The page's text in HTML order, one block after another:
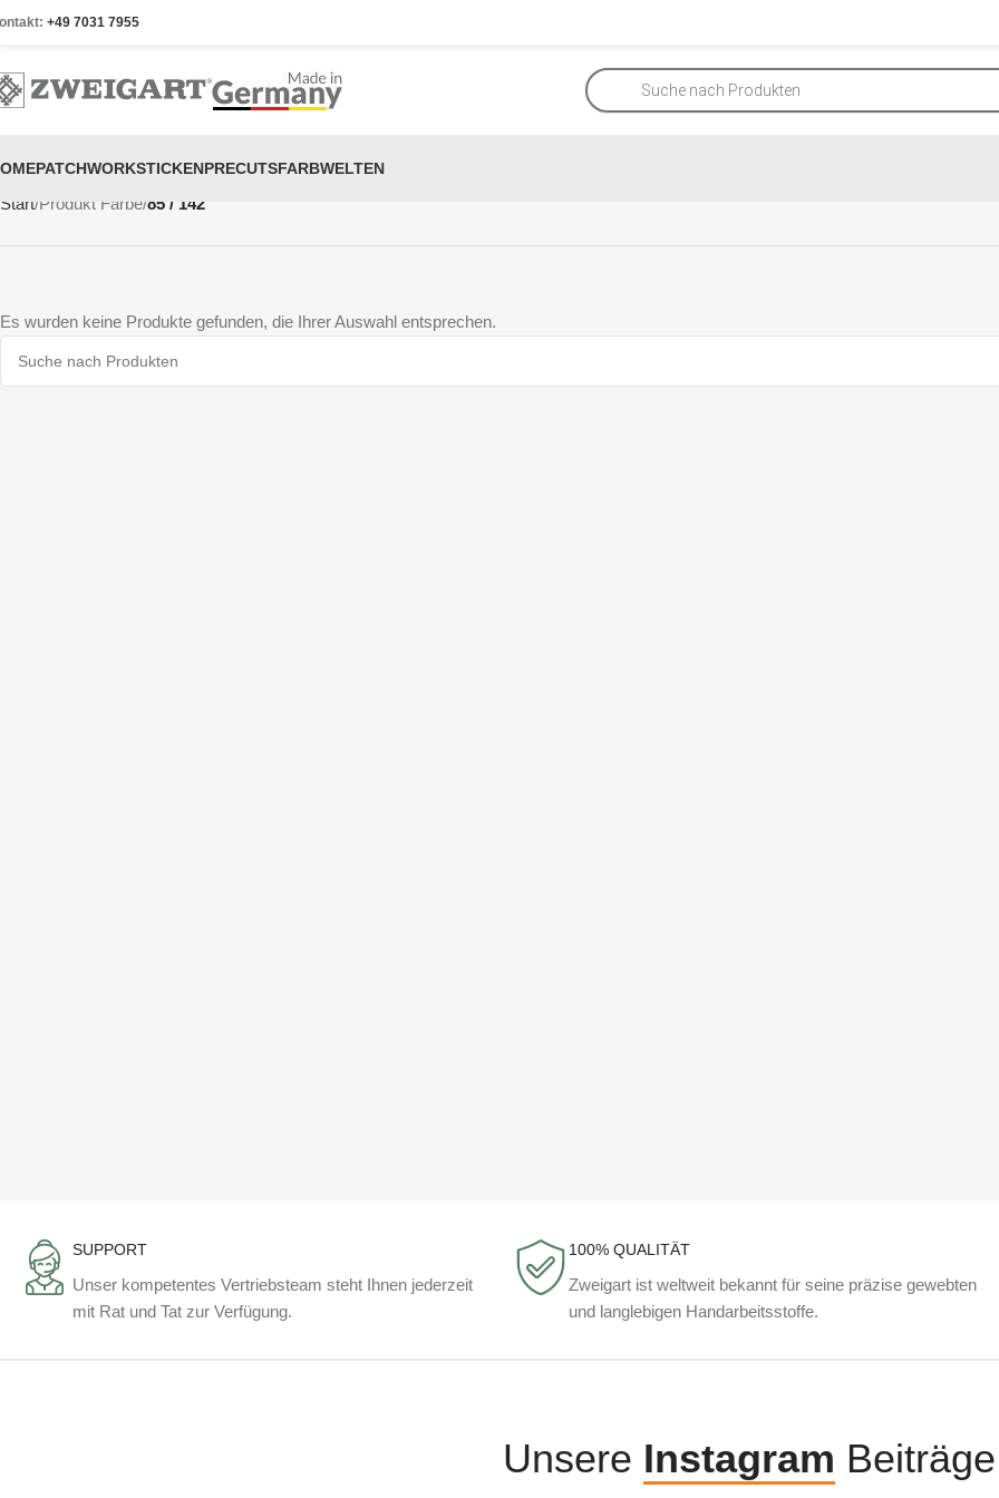
+49 7031 7955
PATCHWORKSTICKENPRECUTSFARBWELTEN
Start Produkt Farbe 85 / 142
Es wurden keine Produkte gefunden, die Ihrer Auswahl entsprechen.
SUPPORT
Unser kompetentes Vertriebsteam steht Ihnen jederzeit
mit Rat und Tat zur Verfügung.
100% QUALITÄT
Zweigart ist weltweit bekannt für seine präzise gewebten
und langlebigen Handarbeitsstoffe.
Unsere Instagram Beiträge